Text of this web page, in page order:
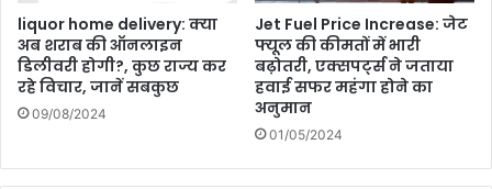
प्ला
ई
liquor home delivery: क्या
अब शराब की ऑनलाइन
डिलीवरी होगी?, कुछ राज्य कर
रहे विचार, जानें सबकुछ
09/08/2024
Jet Fuel Price Increase: जेट
फ्यूल की कीमतों में भारी
बढ़ोतरी, एक्सपर्ट्स ने जताया
हवाई सफर महंगा होने का
अनुमान
01/05/2024